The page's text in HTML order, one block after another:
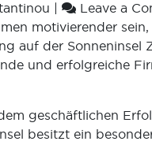
|
Leave a
motivierender
auf der Sonneninsel
und erfolgreiche
geschäftlichen
besitzt ein